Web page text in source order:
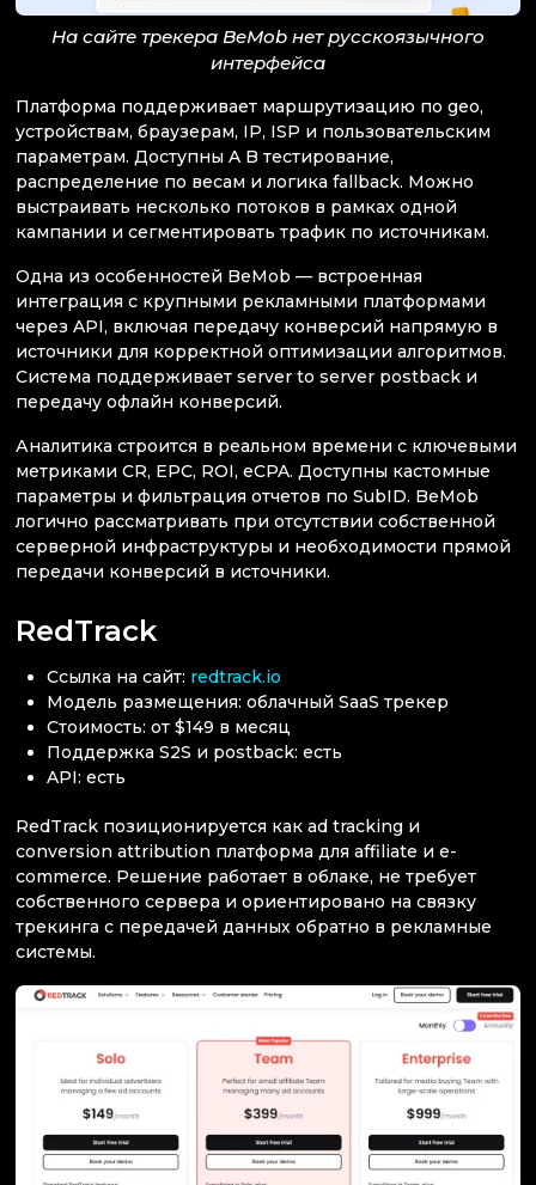
На сайте трекера BeMob нет русскоязычного
интерфейса
Платформа поддерживает маршрутизацию по geo,
устройствам, браузерам, IP, ISP и пользовательским
параметрам. Доступны A B тестирование,
распределение по весам и логика fallback. Можно
выстраивать несколько потоков в рамках одной
кампании и сегментировать трафик по источникам.
Одна из особенностей BeMob — встроенная
интеграция с крупными рекламными платформами
через API, включая передачу конверсий напрямую в
источники для корректной оптимизации алгоритмов.
Система поддерживает server to server postback и
передачу офлайн конверсий.
Аналитика строится в реальном времени с ключевыми
метриками CR, EPC, ROI, eCPA. Доступны кастомные
параметры и фильтрация отчетов по SubID. BeMob
логично рассматривать при отсутствии собственной
серверной инфраструктуры и необходимости прямой
передачи конверсий в источники.
RedTrack
Ссылка на сайт: redtrack.io
Модель размещения: облачный SaaS трекер
Стоимость: от $149 в месяц
Поддержка S2S и postback: есть
API: есть
RedTrack позиционируется как ad tracking и
conversion attribution платформа для affiliate и e-
commerce. Решение работает в облаке, не требует
собственного сервера и ориентировано на связку
трекинга с передачей данных обратно в рекламные
системы.